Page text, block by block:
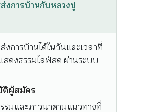
ส่งการบ้านกับหลวงปู่
งการบ้านได้ในวันและเวลาที่
ดงธรรมไลฟ์สด ผ่านระบบ
ผู้สมัคร
รมและภาวนาตามแนวทางที่